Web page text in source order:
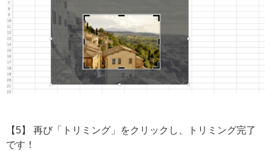
【5】 再び「トリミング」をクリックし、トリミング完了
です！